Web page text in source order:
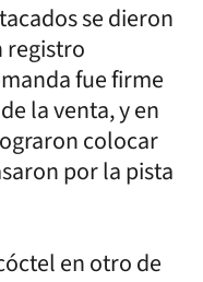
se dieron
registro
fue firme
la venta, y en
colocar
por la pista
en otro de